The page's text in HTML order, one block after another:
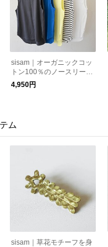
sisam｜オーガニックコッ
トン100％のノースリーブ
トップ【インナー使い】
【タンクトップ】/OCノー
4,950円
ム
sisam｜草花モチーフを身